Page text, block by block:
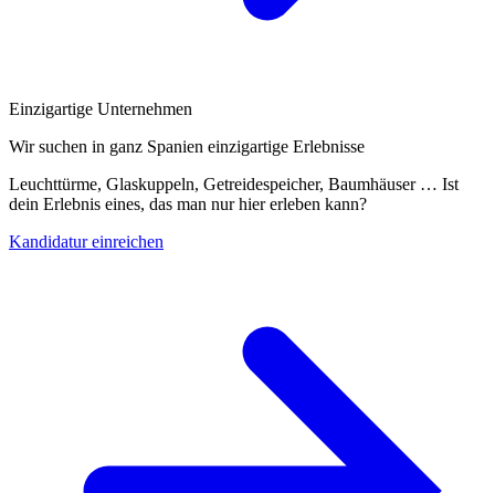
Einzigartige Unternehmen
Wir suchen in ganz Spanien einzigartige Erlebnisse
Leuchttürme, Glaskuppeln, Getreidespeicher, Baumhäuser … Ist
dein Erlebnis eines, das man nur hier erleben kann?
Kandidatur einreichen